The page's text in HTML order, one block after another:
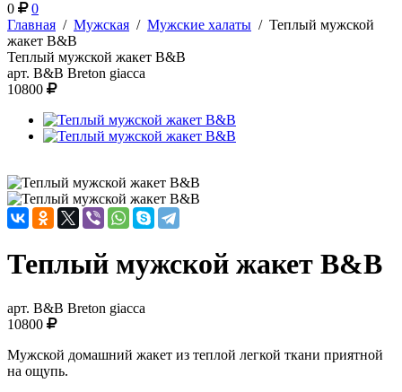
0
0
Главная / Мужская / Мужские халаты / Теплый мужской
жакет B&B
Теплый мужской жакет B&B
арт. B&B Breton giacca
10800
Теплый мужской жакет B&B
арт. B&B Breton giacca
10800
Мужской домашний жакет из теплой легкой ткани приятной
на ощупь.